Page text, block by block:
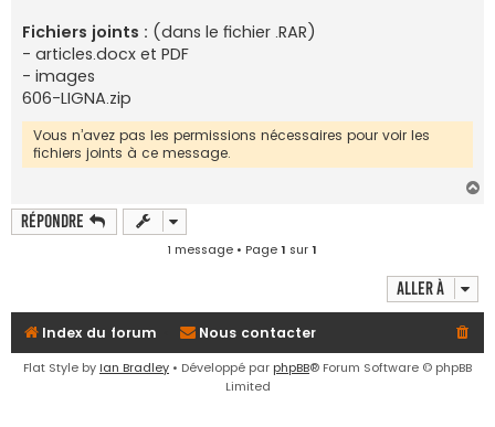
Fichiers joints : (dans le fichier .RAR)
- articles.docx et PDF
- images
606-LIGNA.zip
Vous n’avez pas les permissions nécessaires pour voir les
fichiers joints à ce message.
Répondre
1 message • Page1 sur1
Aller à
Index du forum Nous contacter
Flat Style by Ian Bradley • Développé par phpBB® Forum Software © phpBB
Limited